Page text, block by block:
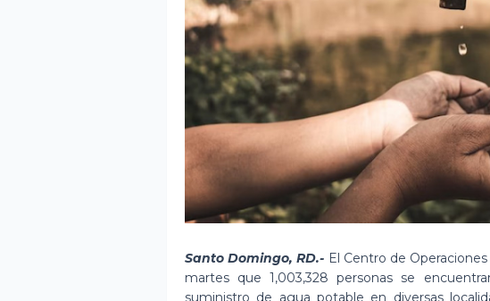
Santo Domingo, RD.- El Centro de
martes que 1,003,328 personas se
suministro de agua potable en diversas